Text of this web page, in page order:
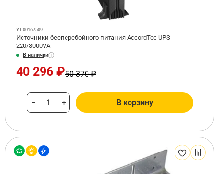
УТ-00167509
Источники бесперебойного питания AccordTec UPS-
220/3000VA
В наличии
40 296 ₽50 370 ₽
− + В корзину